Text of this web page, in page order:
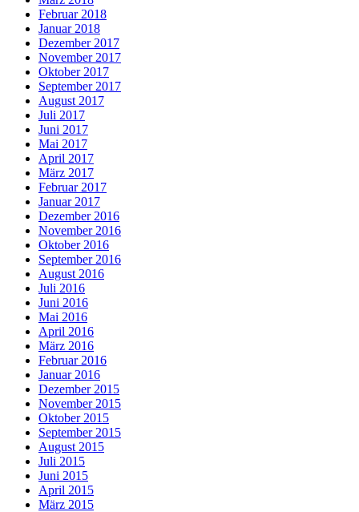
Februar 2018
Januar 2018
Dezember 2017
November 2017
Oktober 2017
September 2017
August 2017
Juli 2017
Juni 2017
Mai 2017
April 2017
März 2017
Februar 2017
Januar 2017
Dezember 2016
November 2016
Oktober 2016
September 2016
August 2016
Juli 2016
Juni 2016
Mai 2016
April 2016
März 2016
Februar 2016
Januar 2016
Dezember 2015
November 2015
Oktober 2015
September 2015
August 2015
Juli 2015
Juni 2015
April 2015
März 2015